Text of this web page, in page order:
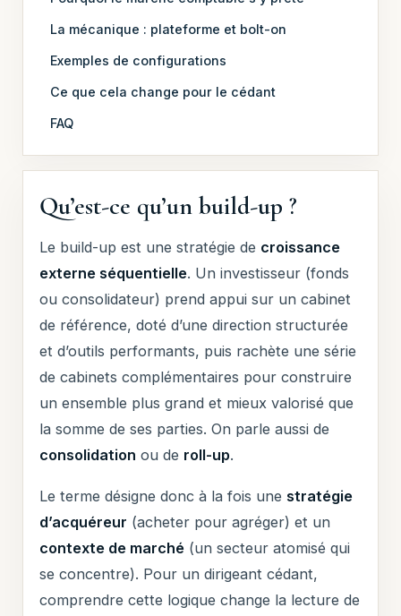
La mécanique : plateforme et bolt-on
Exemples de configurations
Ce que cela change pour le cédant
FAQ
Qu’est-ce qu’un build-up ?
Le build-up est une stratégie de croissance
externe séquentielle. Un investisseur (fonds
ou consolidateur) prend appui sur un cabinet
de référence, doté d’une direction structurée
et d’outils performants, puis rachète une série
de cabinets complémentaires pour construire
un ensemble plus grand et mieux valorisé que
la somme de ses parties. On parle aussi de
consolidation ou de roll-up.
Le terme désigne donc à la fois une stratégie
d’acquéreur (acheter pour agréger) et un
contexte de marché (un secteur atomisé qui
se concentre). Pour un dirigeant cédant,
comprendre cette logique change la lecture de